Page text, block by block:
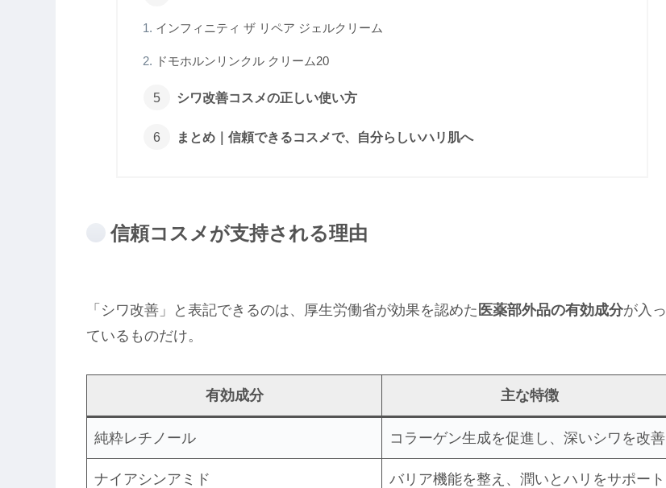
インフィニティ ザ リペア ジェルクリーム
ドモホルンリンクル クリーム20
シワ改善コスメの正しい使い方
まとめ｜信頼できるコスメで、自分らしいハリ肌へ
信頼コスメが支持される理由
「シワ改善」と表記できるのは、厚生労働省が効果を認めた 医薬部外品の有効成分が入っ
ているものだけ。
有効成分 主な特徴
純粋レチノール コラーゲン生成を促進し、深いシワを改善
ナイアシンアミド バリア機能を整え、潤いとハリをサポート